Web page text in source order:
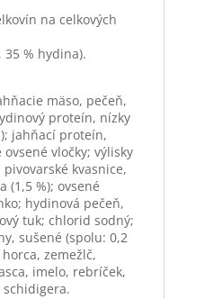
na celkových
35 % hydina).
mäso, pečeň,
proteín, nízky
jahňací proteín,
vločky; výlisky
kvasnice,
(1,5 %); ovsené
hydinová pečeň,
tuk; chlorid sodný;
sušené (spolu: 0,2
zemežlč,
imelo, rebríček,
schidigera.